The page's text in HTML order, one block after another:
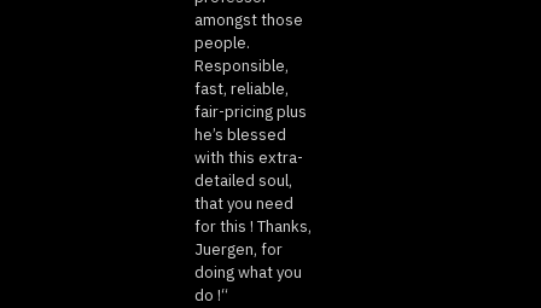
amongst those
people.
Responsible,
fast, reliable,
fair-pricing plus
he’s blessed
with this extra-
detailed soul,
that you need
for this ! Thanks,
Juergen, for
doing what you
do !“